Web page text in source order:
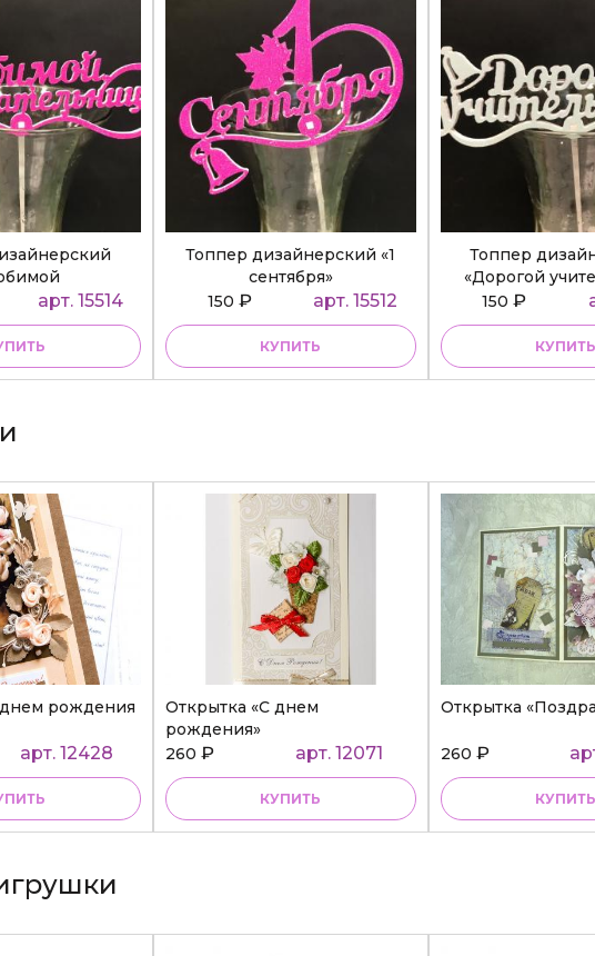
арт. 15514
Топпер дизайнерский «1
сентября»
150 ₽ арт. 15512
КУПИТЬ
Топпер
«Дорогой
150₽
КУПИТЬ
рождения
арт. 12428
Открытка «С днем
рождения»
260 ₽ арт. 12071
КУПИТЬ
Открытка
260 ₽
КУПИТЬ